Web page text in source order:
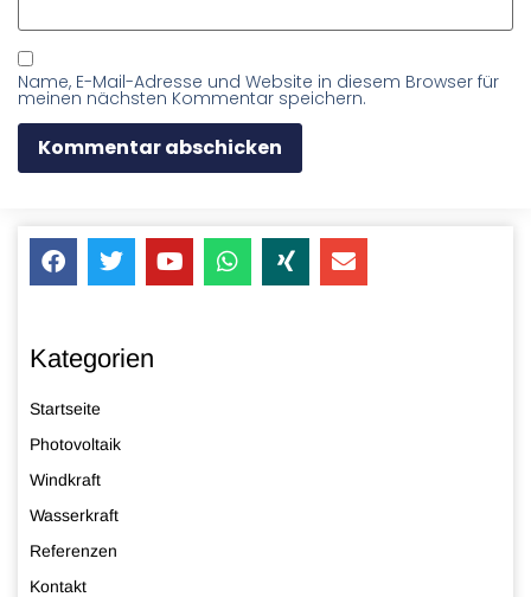
Name, E-Mail-Adresse und Website in diesem Browser für
meinen nächsten Kommentar speichern.
Kategorien
Startseite
Photovoltaik
Windkraft
Wasserkraft
Referenzen
Kontakt